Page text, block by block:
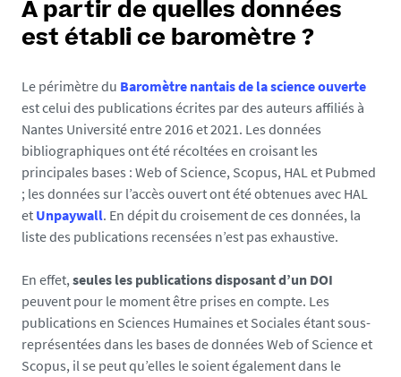
A partir de quelles données
est établi ce baromètre ?
Le périmètre du Baromètre nantais de la science ouverte
est celui des publications écrites par des auteurs affiliés à
Nantes Université entre 2016 et 2021. Les données
bibliographiques ont été récoltées en croisant les
principales bases : Web of Science, Scopus, HAL et Pubmed
; les données sur l’accès ouvert ont été obtenues avec HAL
et Unpaywall. En dépit du croisement de ces données, la
liste des publications recensées n’est pas exhaustive.
En effet,seules les publications disposant d’un DOI
peuvent pour le moment être prises en compte. Les
publications en Sciences Humaines et Sociales étant sous-
représentées dans les bases de données Web of Science et
Scopus, il se peut qu’elles le soient également dans le